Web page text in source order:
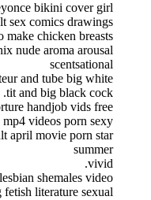
bikini cover girl
sex comics drawings
chicken breasts.
nude aroma arousal
scentsational
and tube big white
tit and big black cock.
handjob vids free
mp4 videos porn sexy
april movie porn star
summer
vivid.
shemales video
literature sexual.